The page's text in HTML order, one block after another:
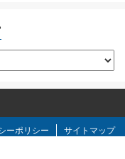
ーポリシー
サイトマップ